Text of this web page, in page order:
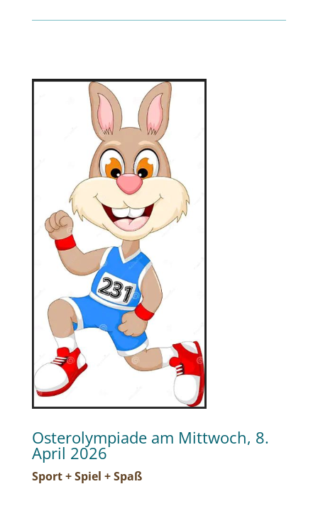
Osterolympiade am Mittwoch, 8.
April 2026
Sport + Spiel + Spaß